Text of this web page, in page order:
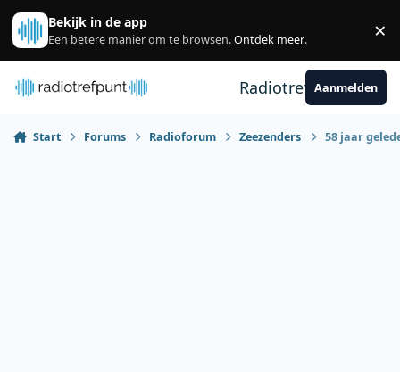
Spring naar bijdragen
Bekijk in de app
Een betere manier om te browsen.Ontdek meer. ×
RadiotrefpuntAanmelden
Start Forums Radioforum Zeezenders 58 jaar